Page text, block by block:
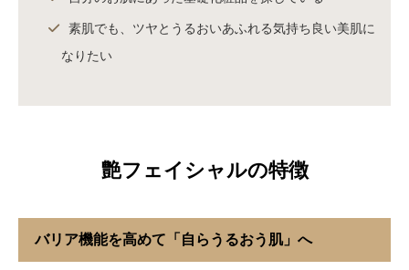
素肌でも、ツヤとうるおいあふれる気持ち良い美肌に
なりたい
艶フェイシャルの特徴
バリア機能を高めて「自らうるおう肌」へ